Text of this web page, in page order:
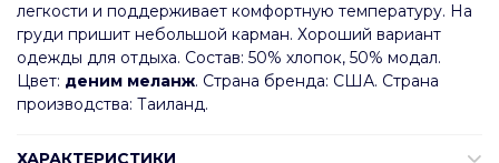
легкости и поддерживает комфортную температуру. На
груди пришит небольшой карман. Хороший вариант
одежды для отдыха. Состав: 50% хлопок, 50% модал.
Цвет: деним меланж. Страна бренда: США. Страна
производства: Таиланд.
ХАРАКТЕРИСТИКИ